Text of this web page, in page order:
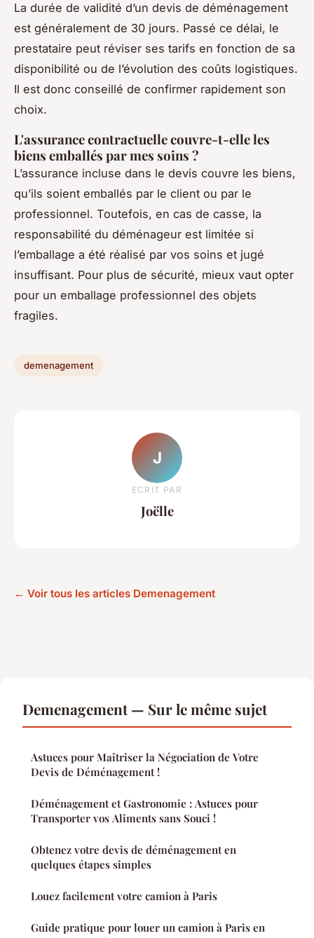
La durée de validité d’un devis de déménagement
est généralement de 30 jours. Passé ce délai, le
prestataire peut réviser ses tarifs en fonction de sa
disponibilité ou de l’évolution des coûts logistiques.
Il est donc conseillé de confirmer rapidement son
choix.
L'assurance contractuelle couvre-t-elle les
biens emballés par mes soins ?
L’assurance incluse dans le devis couvre les biens,
qu’ils soient emballés par le client ou par le
professionnel. Toutefois, en cas de casse, la
responsabilité du déménageur est limitée si
l’emballage a été réalisé par vos soins et jugé
insuffisant. Pour plus de sécurité, mieux vaut opter
pour un emballage professionnel des objets
fragiles.
demenagement
J
ECRIT PAR
Joëlle
← Voir tous les articles Demenagement
Demenagement — Sur le même sujet
Astuces pour Maîtriser la Négociation de Votre
Devis de Déménagement !
Déménagement et Gastronomie : Astuces pour
Transporter vos Aliments sans Souci !
Obtenez votre devis de déménagement en
quelques étapes simples
Louez facilement votre camion à Paris
Guide pratique pour louer un camion à Paris en